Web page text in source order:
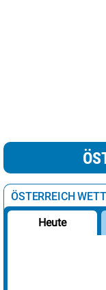
ÖSTERREICH
Heute